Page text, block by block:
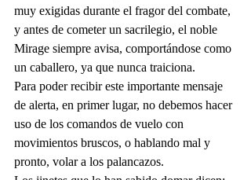
muy exigidas durante el fragor del combate,
y antes de cometer un sacrilegio, el noble
Mirage siempre avisa, comportándose como
un caballero, ya que nunca traiciona.
Para poder recibir este importante mensaje
de alerta, en primer lugar, no debemos hacer
uso de los comandos de vuelo con
movimientos bruscos, o hablando mal y
pronto, volar a los palancazos.